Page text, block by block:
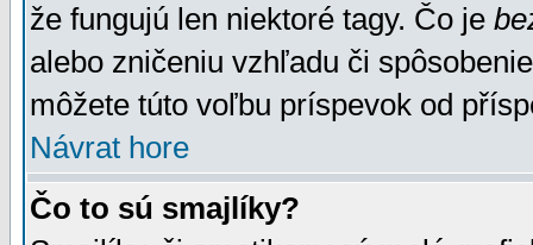
že fungujú len niektoré tagy. Čo je
alebo zničeniu vzhľadu či
môžete túto voľbu príspevok od
Návrat hore
Čo to sú smajlíky?